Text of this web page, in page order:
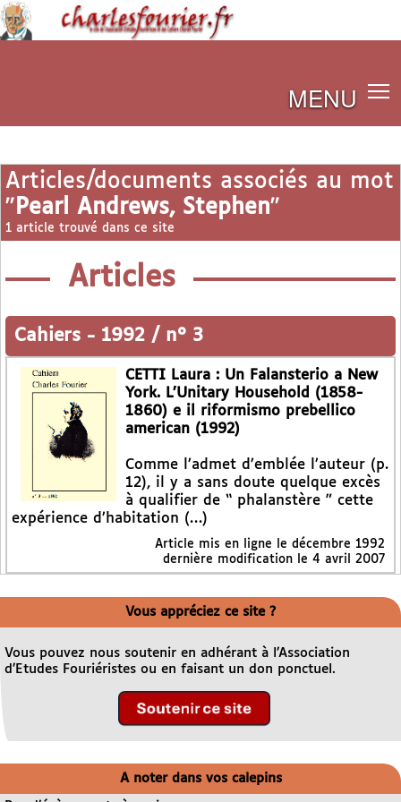
MENU
Articles/documents associés au mot
" Pearl Andrews, Stephen"
1 article trouvé dans ce site
Articles
Cahiers - 1992 / n° 3
CETTI Laura : Un Falansterio a New
York. L’Unitary Household (1858-
1860) e il riformismo prebellico
american (1992)
Comme l’admet d’emblée l’auteur (p.
12), il y a sans doute quelque excès
à qualifier de “ phalanstère ” cette
expérience d’habitation (…)
Article mis en ligne le décembre 1992
dernière modification le 4 avril 2007
Vous appréciez ce site ?
Vous pouvez nous soutenir en adhérant à l’Association
d’Etudes Fouriéristes ou en faisant un don ponctuel.
A noter dans vos calepins